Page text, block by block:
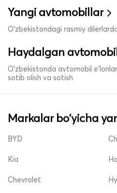
Yangi avtomobillar
O'zbekistondagi rasmiy
Haydalgan
O'zbekistonda avtomobil
sotib olish va sotish
Markalar bo'yicha
BYD
Kia
Chevrolet